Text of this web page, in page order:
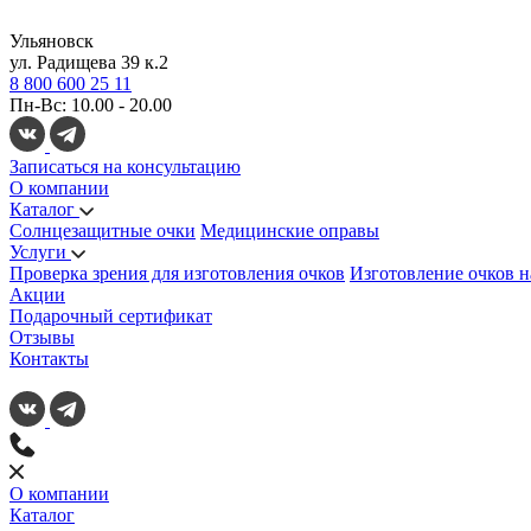
Ульяновск
ул. Радищева 39 к.2
8 800 600 25 11
Пн-Вс: 10.00 - 20.00
Записаться на консультацию
О компании
Каталог
Солнцезащитные очки Медицинские оправы
Услуги
Проверка зрения для изготовления очков Изготовление очков
Акции
Подарочный сертификат
Отзывы
Контакты
О компании
Каталог